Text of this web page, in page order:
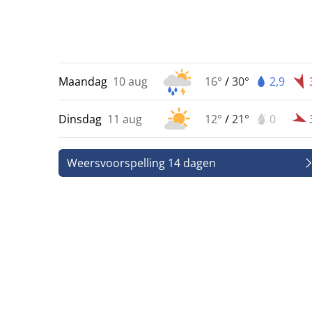
Maandag 10 aug 16° /30° 2,9
Dinsdag 11 aug 12° /21° 0
Weersvoorspelling 14 dagen